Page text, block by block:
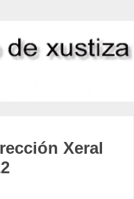
Xeral